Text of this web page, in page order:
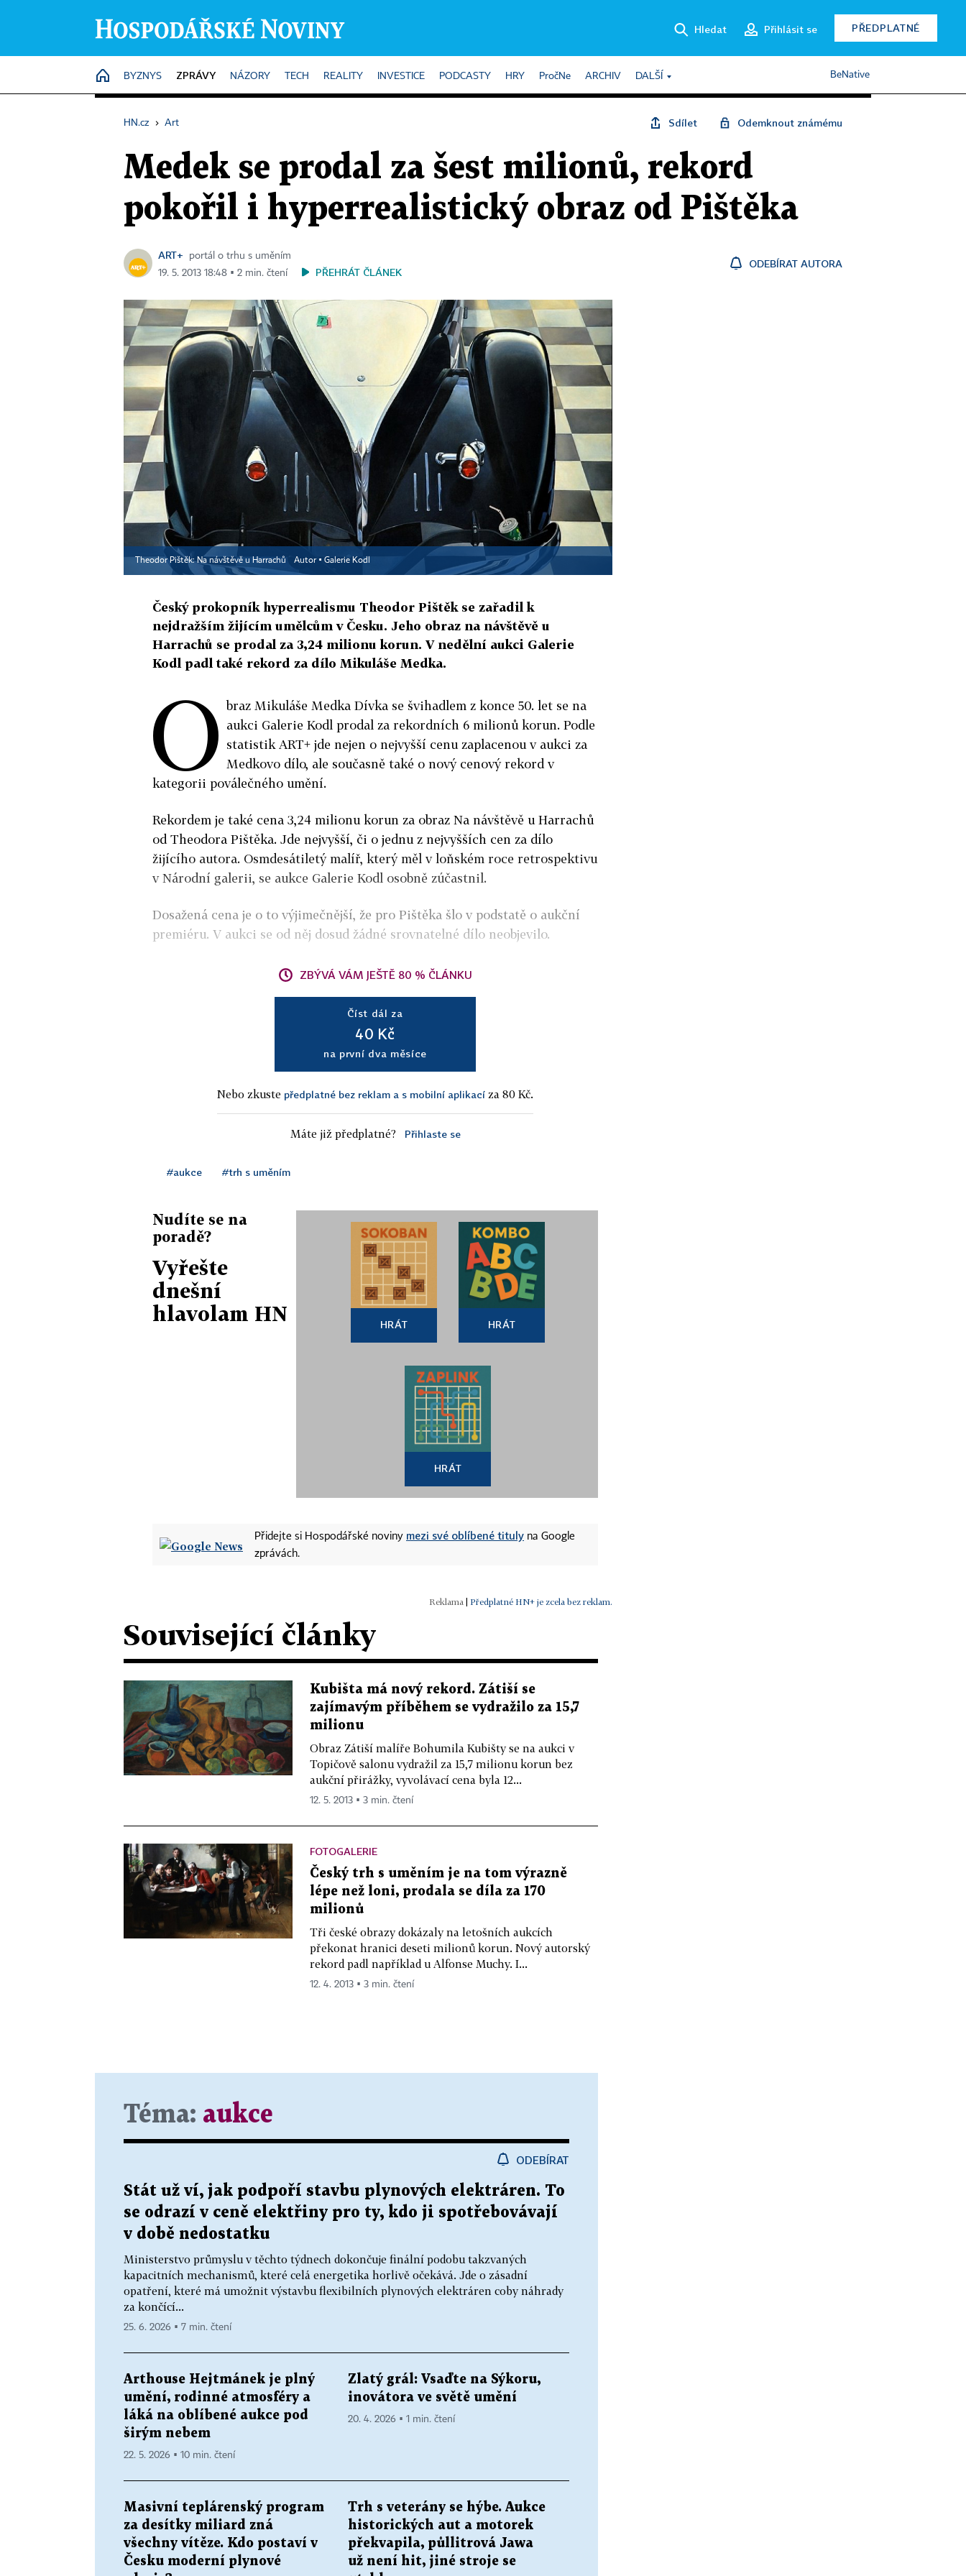
Hledat Přihlásit se PŘEDPLATNÉ
HOME
BYZNYS ZPRÁVY NÁZORY TECH REALITY INVESTICE PODCASTY HRY PročNe ARCHIV DALŠÍ BeNative
HN.cz › Art Sdílet Odemknout známému
Medek se prodal za šest milionů, rekord
pokořil i hyperrealistický obraz od Pištěka
ART+
portál o trhu s uměním
19. 5. 2013 18:48 ▪ 2 min. čtení
PŘEHRÁT ČLÁNEK
ODEBÍRAT AUTORA
Theodor Pištěk: Na návštěvě u Harrachů Autor ▪ Galerie Kodl
Český prokopník hyperrealismu Theodor Pištěk se zařadil k
nejdražším žijícím umělcům v Česku. Jeho obraz na návštěvě u
Harrachů se prodal za 3,24 milionu korun. V nedělní aukci Galerie
Kodl padl také rekord za dílo Mikuláše Medka.
O braz Mikuláše Medka Dívka se švihadlem z konce 50. let se na
aukci Galerie Kodl prodal za rekordních 6 milionů korun. Podle
statistik ART+ jde nejen o nejvyšší cenu zaplacenou v aukci za
Medkovo dílo, ale současně také o nový cenový rekord v
kategorii poválečného umění.
Rekordem je také cena 3,24 milionu korun za obraz Na návštěvě u Harrachů
od Theodora Pištěka. Jde nejvyšší, či o jednu z nejvyšších cen za dílo
žijícího autora. Osmdesátiletý malíř, který měl v loňském roce retrospektivu
v Národní galerii, se aukce Galerie Kodl osobně zúčastnil.
Dosažená cena je o to výjimečnější, že pro Pištěka šlo v podstatě o aukční
premiéru. V aukci se od něj dosud žádné srovnatelné dílo neobjevilo.
ZBÝVÁ VÁM JEŠTĚ 80 % ČLÁNKU
Číst dál za
40 Kč
na první dva měsíce
Nebo zkuste předplatné bez reklam a s mobilní aplikací za 80 Kč.
Máte již předplatné? Přihlaste se
#aukce #trh s uměním
Nudíte se na
poradě?
Vyřešte
dnešní
hlavolam HN
HRÁT HRÁT
HRÁT
Přidejte si Hospodářské noviny mezi své oblíbené tituly na Google
zprávách.
| Předplatné HN+ je zcela bez reklam.
Související články
Kubišta má nový rekord. Zátiší se
zajímavým příběhem se vydražilo za 15,7
milionu
Obraz Zátiší malíře Bohumila Kubišty se na aukci v
Topičově salonu vydražil za 15,7 milionu korun bez
aukční přirážky, vyvolávací cena byla 12...
12. 5. 2013 ▪ 3 min. čtení
FOTOGALERIE
Český trh s uměním je na tom výrazně
lépe než loni, prodala se díla za 170
milionů
Tři české obrazy dokázaly na letošních aukcích
překonat hranici deseti milionů korun. Nový autorský
rekord padl například u Alfonse Muchy. I...
12. 4. 2013 ▪ 3 min. čtení
Téma: aukce
ODEBÍRAT
Stát už ví, jak podpoří stavbu plynových elektráren. To
se odrazí v ceně elektřiny pro ty, kdo ji spotřebovávají
v době nedostatku
Ministerstvo průmyslu v těchto týdnech dokončuje finální podobu takzvaných
kapacitních mechanismů, které celá energetika horlivě očekává. Jde o zásadní
opatření, které má umožnit výstavbu flexibilních plynových elektráren coby náhrady
za končící...
25. 6. 2026 ▪ 7 min. čtení
Arthouse Hejtmánek je plný
umění, rodinné atmosféry a
láká na oblíbené aukce pod
širým nebem
22. 5. 2026 ▪ 10 min. čtení
Zlatý grál: Vsaďte na Sýkoru,
inovátora ve světě umění
20. 4. 2026 ▪ 1 min. čtení
Masivní teplárenský program
za desítky miliard zná
všechny vítěze. Kdo postaví v
Česku moderní plynové
Trh s veterány se hýbe. Aukce
historických aut a motorek
překvapila, půllitrová Jawa
už není hit, jiné stroje se